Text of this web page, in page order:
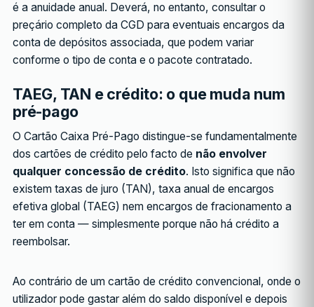
é a anuidade anual. Deverá, no entanto, consultar o
preçário completo da CGD para eventuais encargos da
conta de depósitos associada, que podem variar
conforme o tipo de conta e o pacote contratado.
TAEG, TAN e crédito: o que muda num
pré-pago
O Cartão Caixa Pré-Pago distingue-se fundamentalmente
dos cartões de crédito pelo facto de não envolver
qualquer concessão de crédito. Isto significa que não
existem taxas de juro (TAN), taxa anual de encargos
efetiva global (TAEG) nem encargos de fracionamento a
ter em conta — simplesmente porque não há crédito a
reembolsar.
Ao contrário de um cartão de crédito convencional, onde o
utilizador pode gastar além do saldo disponível e depois